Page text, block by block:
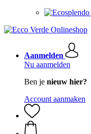
Aanmelden
Nu aanmelden
Ben je nieuw hier?
Account aanmaken